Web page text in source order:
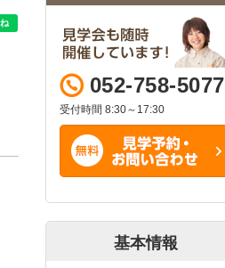
052-758-5077
受付時間 8:30～17:30
基本情報